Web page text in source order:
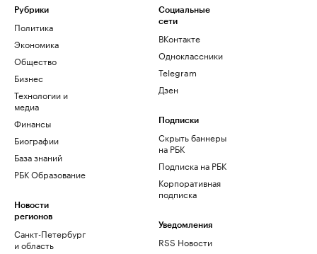
Рубрики
Политика
Экономика
Общество
Бизнес
Технологии и
медиа
Финансы
Биографии
База знаний
РБК Образование
Новости
регионов
Санкт-Петербург
и область
Социальные
сети
ВКонтакте
Одноклассники
Telegram
Дзен
Подписки
Скрыть баннеры
на РБК
Подписка на РБК
Корпоративная
подписка
Уведомления
RSS Новости